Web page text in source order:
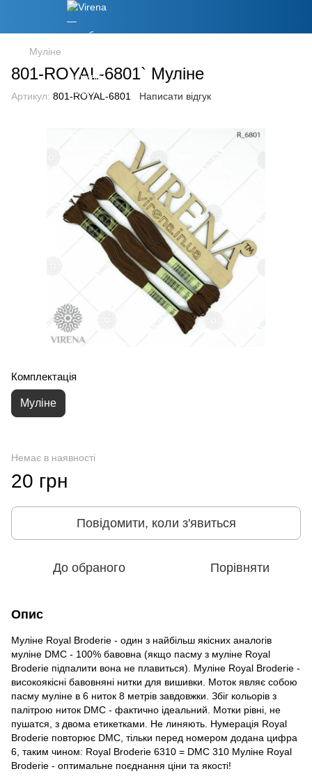
Муліне
801-ROYAL-6801` Муліне
Артикул: 801-ROYAL-6801 Написати відгук
Комплектація
Муліне
Немає в наявності
20 грн
Повідомити, коли з'явиться
До обраного Порівняти
Опис
Муліне Royal Broderie - один з найбільш якісних аналогів
муліне DMC - 100% бавовна (якщо пасму з муліне Royal
Broderie підпалити вона не плавиться). Муліне Royal Broderie -
високоякісні бавовняні нитки для вишивки. Моток являє собою
пасму муліне в 6 ниток 8 метрів завдовжки. Збіг кольорів з
палітрою ниток DMC - фактично ідеальний. Мотки рівні, не
пушатся, з двома етикетками. Не линяють. Нумерація Royal
Broderie повторює DMC, тільки перед номером додана цифра
6, таким чином: Royal Broderie 6310 = DMC 310 Муліне Royal
Broderie - оптимальне поєднання ціни та якості!